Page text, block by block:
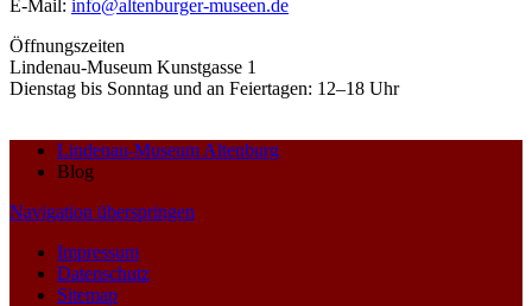
E-Mail: info@altenburger-museen.de
Öffnungszeiten
Lindenau-Museum Kunstgasse 1
Dienstag bis Sonntag und an Feiertagen: 12–18 Uhr
Lindenau-Museum Altenburg
Blog
Navigation überspringen
Impressum
Datenschutz
Sitemap